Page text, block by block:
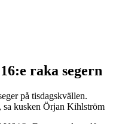
raka segern
på tisdagskvällen.
sa kusken Örjan Kihlström